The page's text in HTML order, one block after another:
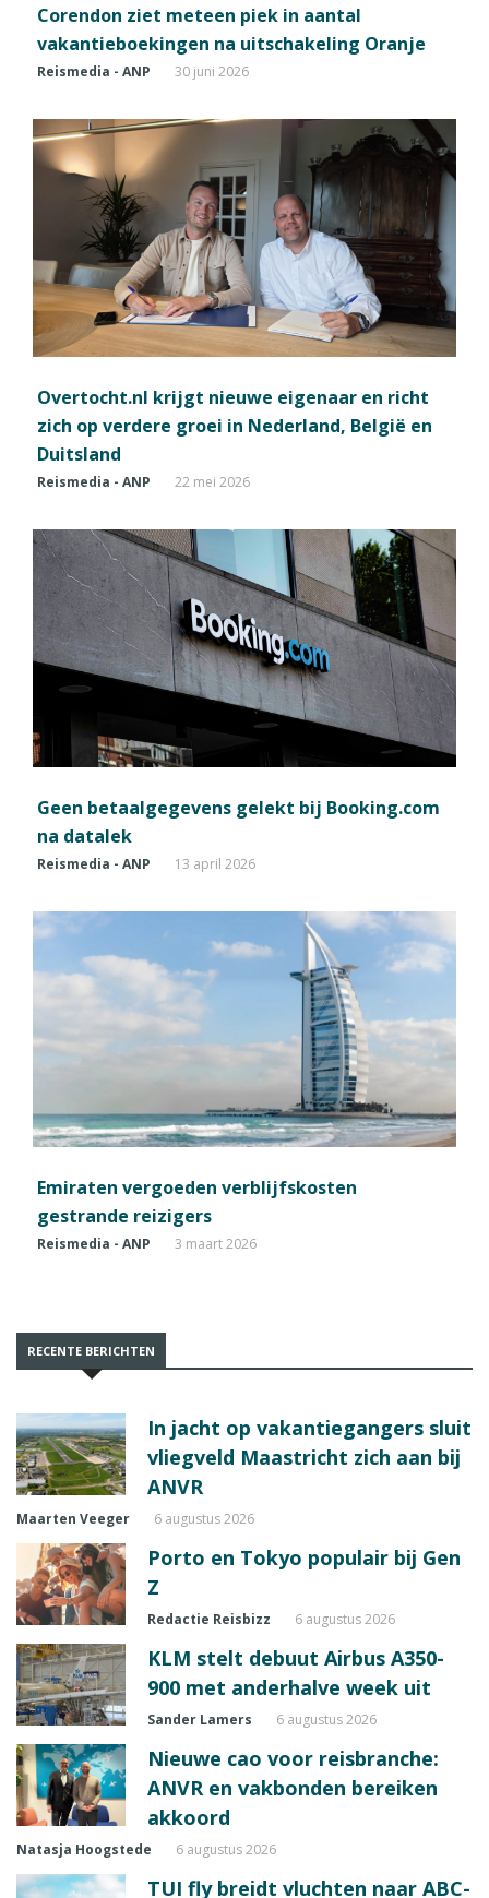
Corendon ziet meteen piek in aantal
vakantieboekingen na uitschakeling Oranje
Reismedia - ANP 30 juni 2026
Overtocht.nl krijgt nieuwe eigenaar en richt
zich op verdere groei in Nederland, België en
Duitsland
Reismedia - ANP 22 mei 2026
Geen betaalgegevens gelekt bij Booking.com
na datalek
Reismedia - ANP 13 april 2026
Emiraten vergoeden verblijfskosten
gestrande reizigers
Reismedia - ANP 3 maart 2026
RECENTE BERICHTEN
In jacht op vakantiegangers sluit
vliegveld Maastricht zich aan bij
ANVR
Maarten Veeger 6 augustus 2026
Porto en Tokyo populair bij Gen
Z
Redactie Reisbizz 6 augustus 2026
KLM stelt debuut Airbus A350-
900 met anderhalve week uit
Sander Lamers 6 augustus 2026
Nieuwe cao voor reisbranche:
ANVR en vakbonden bereiken
akkoord
Natasja Hoogstede 6 augustus 2026
TUI fly breidt vluchten naar ABC-